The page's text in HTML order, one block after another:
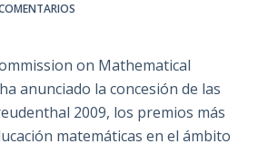
on Mathematical
anunciado la concesión de las
2009, los premios más
matemáticas en el ámbito